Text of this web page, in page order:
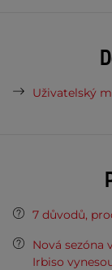
Uživatelský
7 důvodů,
Nová sezóna
Irbiso